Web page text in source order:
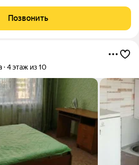
и кухней 10 кв. м идеально подойдёт
молодой
Позвонить
4 этаж из 10